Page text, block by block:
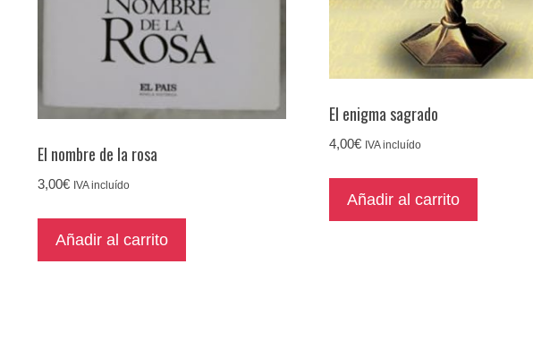
El nombre de la rosa
3,00€ IVA incluído
Añadir al carrito
El enigma sagrado
4,00€ IVA incluído
Añadir al carrito